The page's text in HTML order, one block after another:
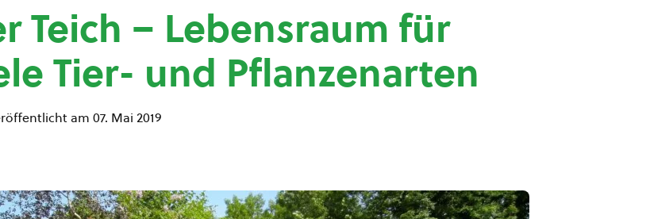
Teich – Lebensraum für
Tier- und Pflanzenarten
am 07. Mai 2019